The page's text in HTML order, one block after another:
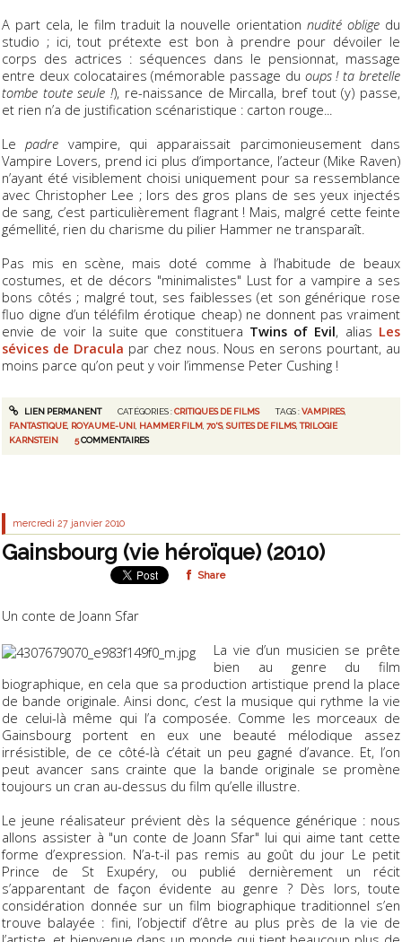
A part cela, le film traduit la nouvelle orientationnudité oblige du
studio ; ici, tout prétexte est bon à prendre pour dévoiler le
corps des actrices : séquences dans le pensionnat, massage
entre deux colocataires (mémorable passage du oups ! ta bretelle
tombe toute seule !), re-naissance de Mircalla, bref tout (y) passe,
et rien n’a de justification scénaristique : carton rouge...
Lepadre vampire, qui apparaissait parcimonieusement dans
Vampire Lovers, prend ici plus d’importance, l’acteur (Mike Raven)
n’ayant été visiblement choisi uniquement pour sa ressemblance
avec Christopher Lee ; lors des gros plans de ses yeux injectés
de sang, c’est particulièrement flagrant ! Mais, malgré cette feinte
gémellité, rien du charisme du pilier Hammer ne transparaît.
Pas mis en scène, mais doté comme à l’habitude de beaux
costumes, et de décors "minimalistes" Lust for a vampire a ses
bons côtés ; malgré tout, ses faiblesses (et son générique rose
fluo digne d’un téléfilm érotique cheap) ne donnent pas vraiment
envie de voir la suite que constituera Twins of Evil, alias Les
sévices de Dracula par chez nous. Nous en serons pourtant, au
moins parce qu’on peut y voir l’immense Peter Cushing !
LIEN PERMANENT CATÉGORIES :CRITIQUES DE FILMS TAGS :VAMPIRES,
FANTASTIQUE ROYAUME-UNI HAMMER FILM ,70'S,SUITES DE FILMS,TRILOGIE
KARNSTEIN
5COMMENTAIRES
mercredi 27 janvier 2010
Gainsbourg (vie héroïque) (2010)
Share
Un conte de Joann Sfar
La vie d’un musicien se prête
bien au genre du film
biographique, en cela que sa production artistique prend la place
de bande originale. Ainsi donc, c’est la musique qui rythme la vie
de celui-là même qui l’a composée. Comme les morceaux de
Gainsbourg portent en eux une beauté mélodique assez
irrésistible, de ce côté-là c’était un peu gagné d’avance. Et, l’on
peut avancer sans crainte que la bande originale se promène
toujours un cran au-dessus du film qu’elle illustre.
Le jeune réalisateur prévient dès la séquence générique : nous
allons assister à "un conte de Joann Sfar" lui qui aime tant cette
forme d’expression. N’a-t-il pas remis au goût du jour Le petit
Prince de St Exupéry, ou publié dernièrement un récit
s’apparentant de façon évidente au genre ? Dès lors, toute
considération donnée sur un film biographique traditionnel s’en
trouve balayée : fini, l’objectif d’être au plus près de la vie de